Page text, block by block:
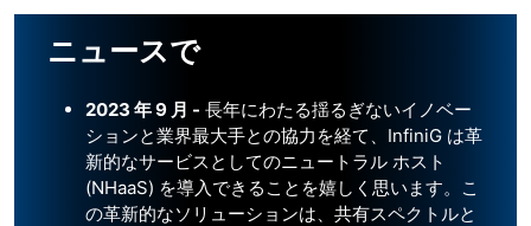
ニュースで
2023 年 9 月 - 長年にわたる揺るぎないイノベー
ションと業界最大手との協力を経て、InfiniG は革
新的なサービスとしてのニュートラル ホスト
(NHaaS) を導入できることを嬉しく思います。こ
の革新的なソリューションは、共有スペクトルと